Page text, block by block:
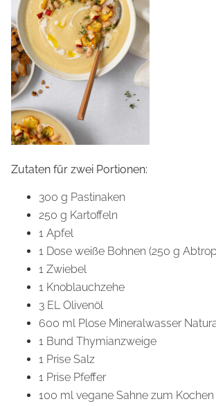
Zutaten für zwei Portionen:
300 g Pastinaken
250 g Kartoffeln
1 Apfel
1 Dose weiße Bohnen (250 g
1 Zwiebel
1 Knoblauchzehe
3 EL Olivenöl
600 ml Plose Mineralwasser
1 Bund Thymianzweige
1 Prise Salz
1 Prise Pfeffer
100 ml vegane Sahne zum Kochen